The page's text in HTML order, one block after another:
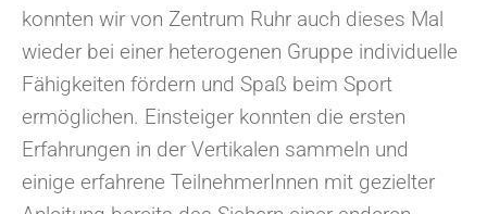
konnten wir von Zentrum Ruhr auch dieses Mal
wieder bei einer heterogenen Gruppe individuelle
Fähigkeiten fördern und Spaß beim Sport
ermöglichen. Einsteiger konnten die ersten
Erfahrungen in der Vertikalen sammeln und
einige erfahrene TeilnehmerInnen mit gezielter